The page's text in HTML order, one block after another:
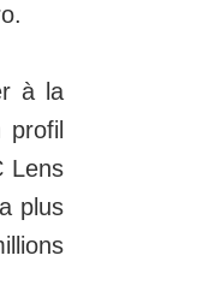
à la
Lens
plus